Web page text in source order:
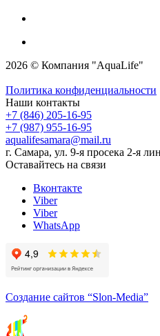
2026 © Компания "AquaLife"
Политика конфиденциальности
Наши контакты
+7 (846) 205-16-95
+7 (987) 955-16-95
aqualifesamara@mail.ru
г. Самара, ул. 9-я просека 2-я
Оставайтесь на связи
Вконтакте
Viber
Viber
WhatsApp
Создание сайтов “Slon-Media”